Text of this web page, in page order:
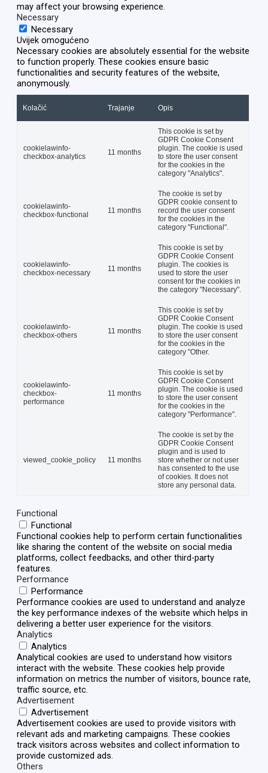
may affect your browsing experience.
Necessary
Necessary
Uvijek omogućeno
Necessary cookies are absolutely essential for the website
to function properly. These cookies ensure basic
functionalities and security features of the website,
anonymously.
Kolačić Trajanje Opis
cookielawinfo-
checkbox-analytics
11 months
This cookie is set by
GDPR Cookie Consent
plugin. The cookie is used
to store the user consent
for the cookies in the
category "Analytics".
cookielawinfo-
checkbox-functional
11 months
The cookie is set by
GDPR cookie consent to
record the user consent
for the cookies in the
category "Functional".
cookielawinfo-
checkbox-necessary
11 months
This cookie is set by
GDPR Cookie Consent
plugin. The cookies is
used to store the user
consent for the cookies in
the category "Necessary".
cookielawinfo-
checkbox-others
11 months
This cookie is set by
GDPR Cookie Consent
plugin. The cookie is used
to store the user consent
for the cookies in the
category "Other.
cookielawinfo-
checkbox-
performance
11 months
This cookie is set by
GDPR Cookie Consent
plugin. The cookie is used
to store the user consent
for the cookies in the
category "Performance".
viewed_cookie_policy 11 months
The cookie is set by the
GDPR Cookie Consent
plugin and is used to
store whether or not user
has consented to the use
of cookies. It does not
store any personal data.
Functional
Functional
Functional cookies help to perform certain functionalities
like sharing the content of the website on social media
platforms, collect feedbacks, and other third-party
features.
Performance
Performance
Performance cookies are used to understand and analyze
the key performance indexes of the website which helps in
delivering a better user experience for the visitors.
Analytics
Analytics
Analytical cookies are used to understand how visitors
interact with the website. These cookies help provide
information on metrics the number of visitors, bounce rate,
traffic source, etc.
Advertisement
Advertisement
Advertisement cookies are used to provide visitors with
relevant ads and marketing campaigns. These cookies
track visitors across websites and collect information to
provide customized ads.
Others